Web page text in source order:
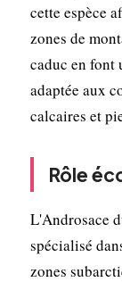
cette espèce
zones de
caduc en font
adaptée aux
calcaires et
Rôle
L'Androsace
spécialisé
zones